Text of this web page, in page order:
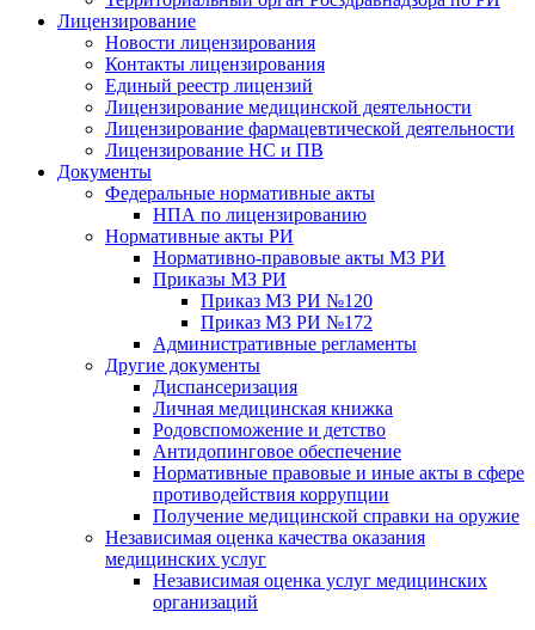
Лицензирование
Новости лицензирования
Контакты лицензирования
Единый реестр лицензий
Лицензирование медицинской деятельности
Лицензирование фармацевтической деятельности
Лицензирование НС и ПВ
Документы
Федеральные нормативные акты
НПА по лицензированию
Нормативные акты РИ
Нормативно-правовые акты МЗ РИ
Приказы МЗ РИ
Приказ МЗ РИ №120
Приказ МЗ РИ №172
Административные регламенты
Другие документы
Диспансеризация
Личная медицинская книжка
Родовспоможение и детство
Антидопинговое обеспечение
Нормативные правовые и иные акты в сфере
противодействия коррупции
Получение медицинской справки на оружие
Независимая оценка качества оказания
медицинских услуг
Независимая оценка услуг медицинскиx
организаций